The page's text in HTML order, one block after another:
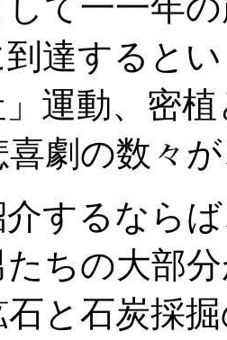
達すると
」運動、密
喜劇の数々
するなら
ちの大部
石と石炭採